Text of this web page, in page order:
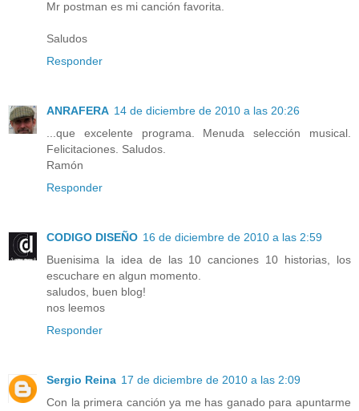
Mr postman es mi canción favorita.
Saludos
Responder
ANRAFERA 14 de diciembre de 2010 a las 20:26
...que excelente programa. Menuda selección musical.
Felicitaciones. Saludos.
Ramón
Responder
CODIGO DISEÑO 16 de diciembre de 2010 a las 2:59
Buenisima la idea de las 10 canciones 10 historias, los
escuchare en algun momento.
saludos, buen blog!
nos leemos
Responder
Sergio Reina 17 de diciembre de 2010 a las 2:09
Con la primera canción ya me has ganado para apuntarme